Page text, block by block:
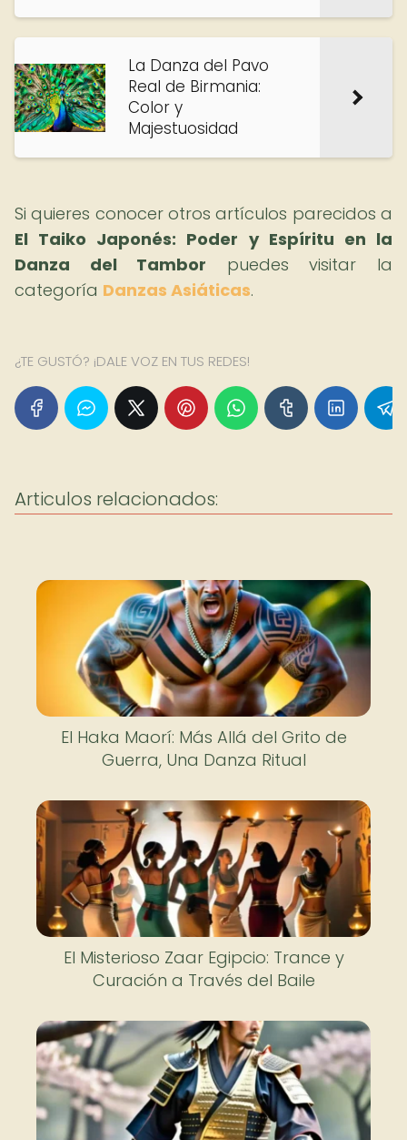
La Danza del Pavo
Real de Birmania:
Color y
Majestuosidad
Si quieres conocer otros artículos parecidos a
El Taiko Japonés: Poder y Espíritu en la
Danza del Tambor puedes visitar la
categoría Danzas Asiáticas.
¿TE GUSTÓ? ¡DALE VOZ EN TUS REDES!
Articulos relacionados:
El Haka Maorí: Más Allá del Grito de
Guerra, Una Danza Ritual
El Misterioso Zaar Egipcio: Trance y
Curación a Través del Baile